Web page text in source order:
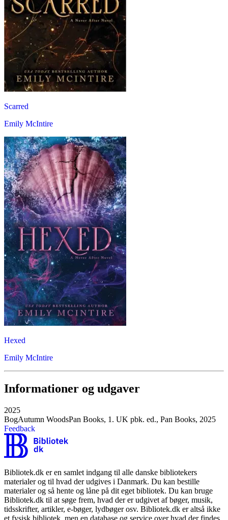
Scarred
Emily McIntire
Hexed
Emily McIntire
Informationer og udgaver
2025
BogAutumn WoodsPan Books, 1. UK pbk. ed., Pan Books, 2025
Feedback
Bibliotek.dk er en samlet indgang til alle danske bibliotekers
materialer og til hvad der udgives i Danmark. Du kan bestille
materialer og så hente og låne på dit eget bibliotek. Du kan bruge
Bibliotek.dk til at søge frem, hvad der er udgivet af bøger, musik,
tidsskrifter, artikler, e-bøger, lydbøger osv. Bibliotek.dk er altså ikke